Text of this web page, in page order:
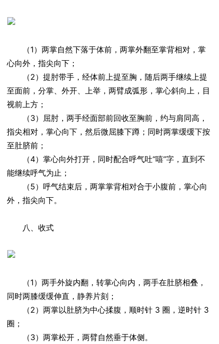
（1）两掌自然下落于体前，两掌外翻至掌背相对，掌
心向外，指尖向下；
（2）提肘带手，经体前上提至胸，随后两手继续上提
至面前，分掌、外开、上举，两臂成弧形，掌心斜向上，目
视前上方；
（3）屈肘，两手经面部前回收至胸前，约与肩同高，
指尖相对，掌心向下，然后微屈膝下蹲；同时两掌缓缓下按
至肚脐前；
（4）掌心向外打开，同时配合呼气吐“嘻”字，直到不
能继续呼气为止；
（5）呼气结束后，两掌掌背相对合于小腹前，掌心向
外，指尖向下。
八、收式
（1）两手外旋内翻，转掌心向内，两手在肚脐相叠，
同时两膝缓缓伸直，静养片刻；
（2）两掌以肚脐为中心揉腹，顺时针 3 圈，逆时针 3
圈；
（3）两掌松开，两臂自然垂于体侧。